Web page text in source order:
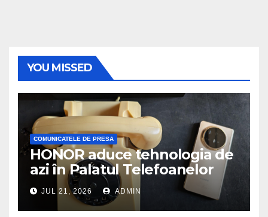
YOU MISSED
COMUNICATELE DE PRESA
HONOR aduce tehnologia de
azi în Palatul Telefoanelor
JUL 21, 2026 ADMIN